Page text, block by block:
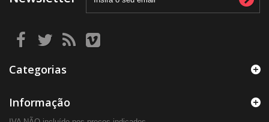
Categorias
Informação